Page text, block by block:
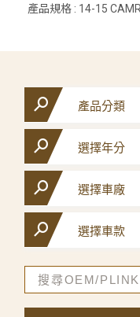
產品規格 : 14-15